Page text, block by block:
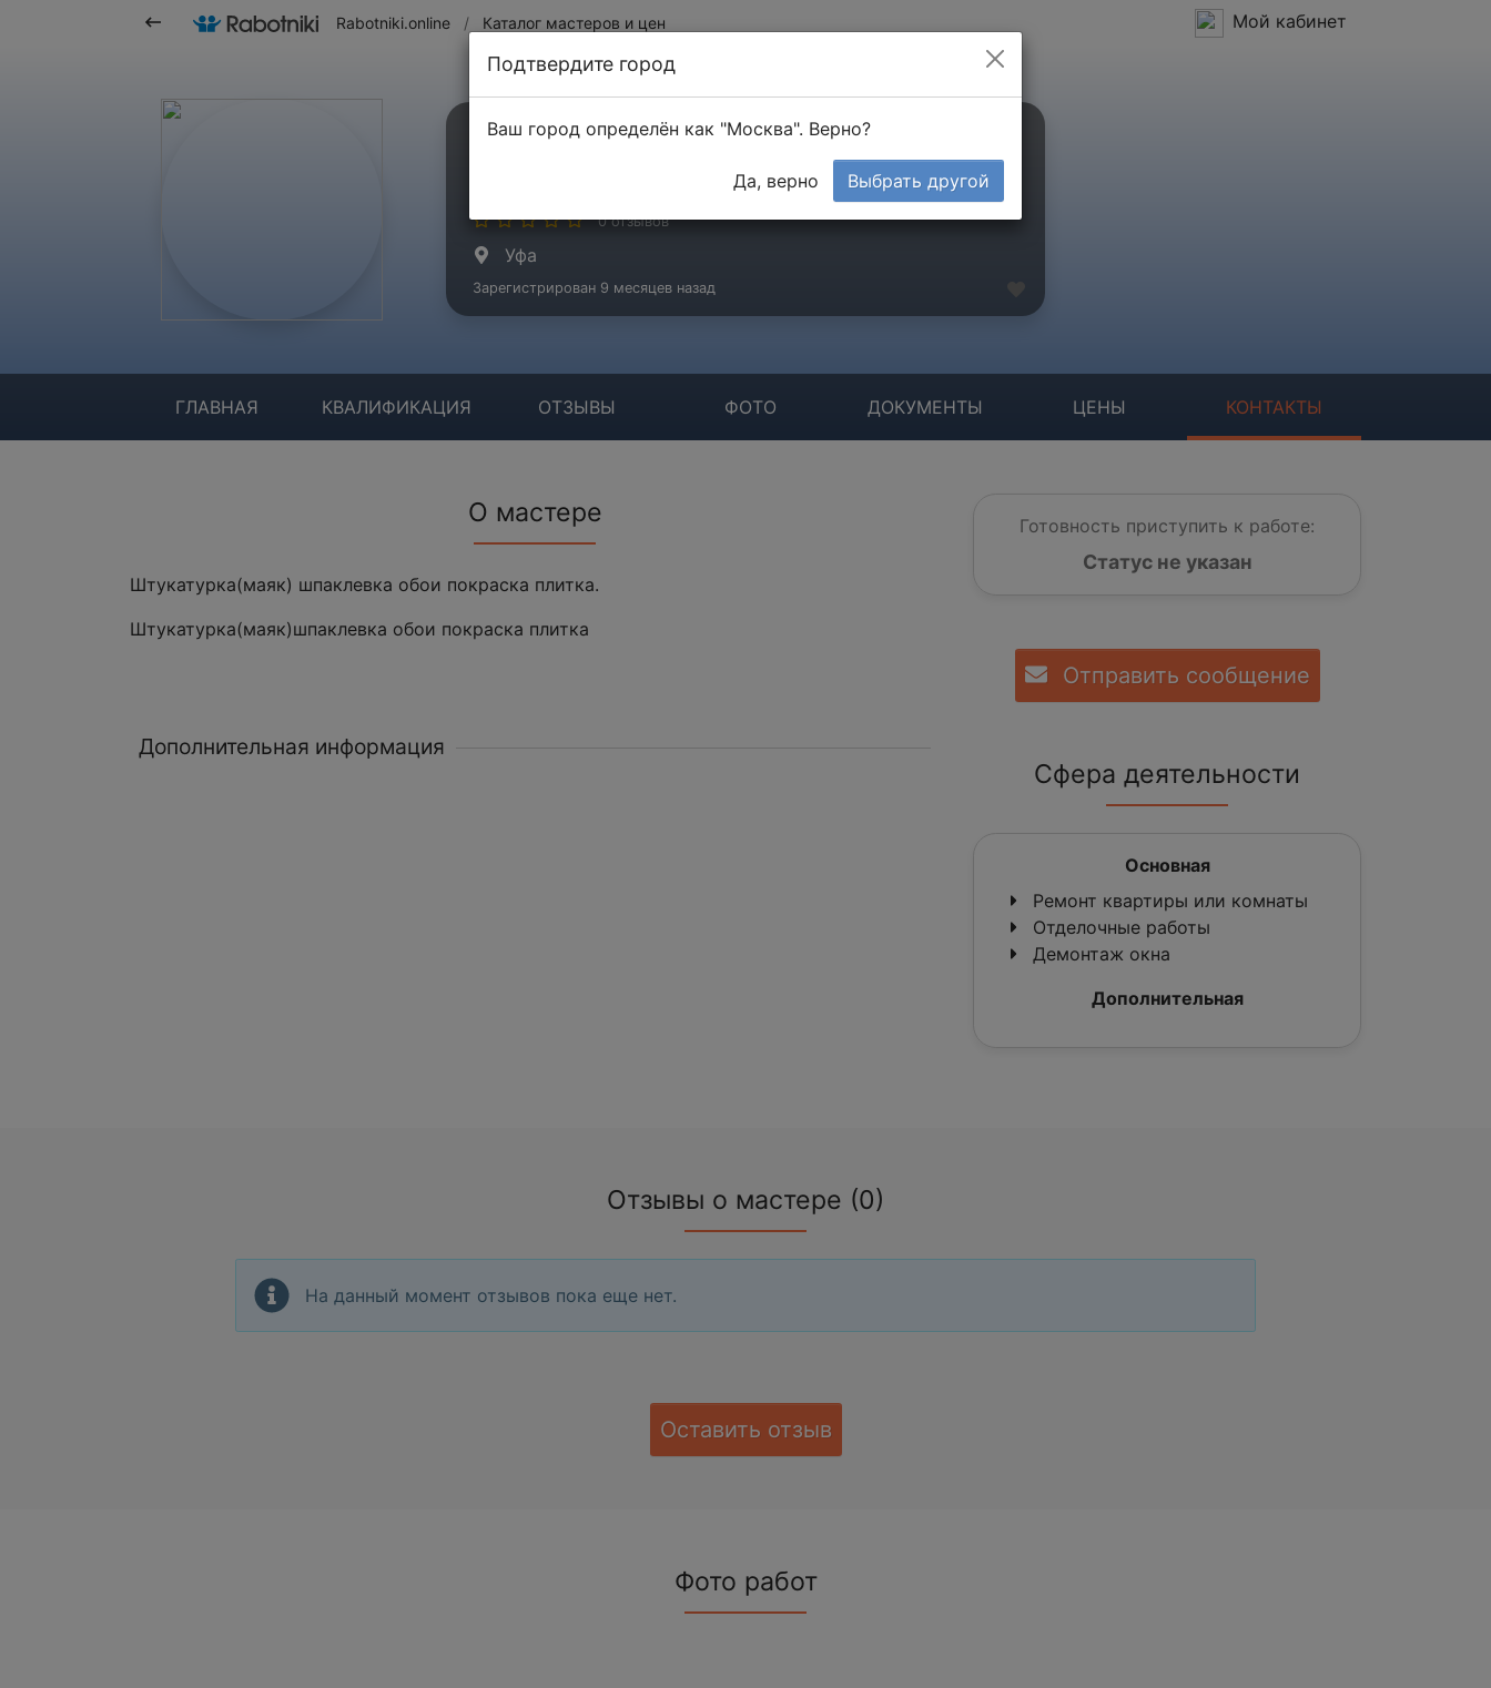
Rabotniki.online / Каталог мастеров и цен Мой кабинет
Ульмутаева Земфира
0 отзывов
Уфа
Зарегистрирован 9 месяцев назад
ГЛАВНАЯ КВАЛИФИКАЦИЯ ОТЗЫВЫ ФОТО ДОКУМЕНТЫ ЦЕНЫ КОНТАКТЫ
О мастере
Штукатурка(маяк) шпаклевка обои покраска плитка.
Штукатурка(маяк)шпаклевка обои покраска плитка
Дополнительная информация
Готовность приступить к работе:
Статус не указан
Отправить сообщение
Сфера деятельности
Основная
Ремонт квартиры или комнаты
Отделочные работы
Демонтаж окна
Дополнительная
Отзывы о мастере (0)
На данный момент отзывов пока еще нет.
Оставить отзыв
Фото работ
Подтвердите город
Ваш город определён как "Москва". Верно?
Да, верно Выбрать другой